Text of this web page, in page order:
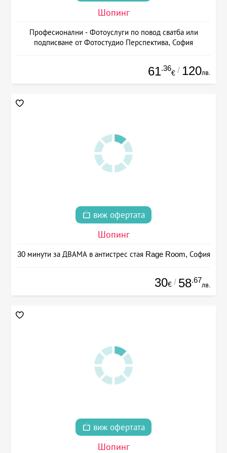
Шопинг
Професионални - Фотоуслуги по повод сватба или
подписване от Фотостудио Перспектива, София
61.36
€ / 120лв.
виж офертата
Шопинг
30 минути за ДВАМА в антистрес стая Rage Room, София
30€ / 58.67
лв.
виж офертата
Шопинг